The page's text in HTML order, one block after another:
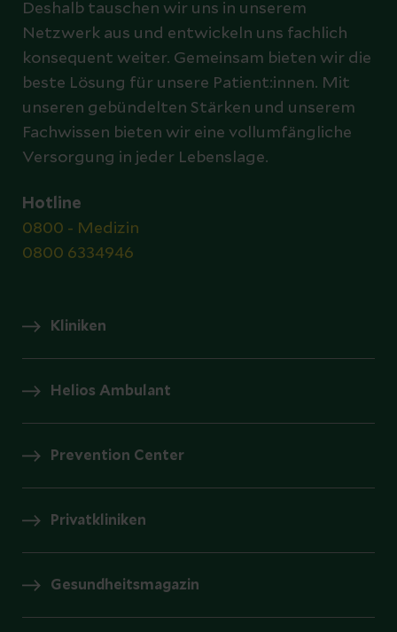
Deshalb tauschen wir uns in unserem
Netzwerk aus und entwickeln uns fachlich
konsequent weiter. Gemeinsam bieten wir die
beste Lösung für unsere Patient:innen. Mit
unseren gebündelten Stärken und unserem
Fachwissen bieten wir eine vollumfängliche
Versorgung in jeder Lebenslage.
Hotline
0800 - Medizin
0800 6334946
Kliniken
Helios Ambulant
Prevention Center
Privatkliniken
Gesundheitsmagazin